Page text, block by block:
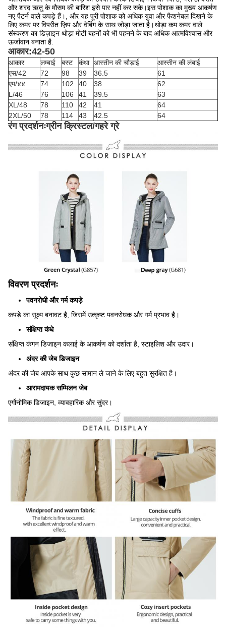
और शरद ऋतु के मौसम की बारिश इसे पार नहीं कर सके।इस पोशाक का मुख्य आकर्षण
नए पैटर्न वाले कपड़े हैं।, और यह पूरी पोशाक को अधिक युवा और फैशनेबल दिखने के
लिए कमर पर विपरीत ज़िप और वेबिंग के साथ जोड़ा जाता है।थोड़ा कम कमर वाले
संस्करण का डिज़ाइन थोड़ा मोटी बहनों को भी पहनने के बाद अधिक आत्मविश्वास और
ऊर्जावान बनाता है.
आकार:42-50
आकार लम्बाई बस्ट कंधा आस्तीन की चौड़ाई
आस्तीन की लंबाई
एस/42
72 98 39 36.5
61
एम/४४
74 102 40 38
62
L/46
76 106 41 39.5
63
XL/48
78 110 42 41
64
2XL/50
78 114 43 42.5 64
रंग प्रदर्शनःग्रीन क्रिस्टल/गहरे ग्रे
विवरण प्रदर्शनः
पवनरोधी और गर्म कपड़े
कपड़े का सूक्ष्म बनावट है, जिसमें उत्कृष्ट पवनरोधक और गर्म प्रभाव है।
संक्षिप्त कंधे
संक्षिप्त कंगन डिजाइन कलाई के आकर्षण को दर्शाता है, स्टाइलिश और उदार।
अंदर की जेब डिजाइन
अंदर की जेब आपके साथ कुछ सामान ले जाने के लिए बहुत सुरक्षित है।
आरामदायक सम्मिलन जेब
एर्गोनोमिक डिजाइन, व्यावहारिक और सुंदर।